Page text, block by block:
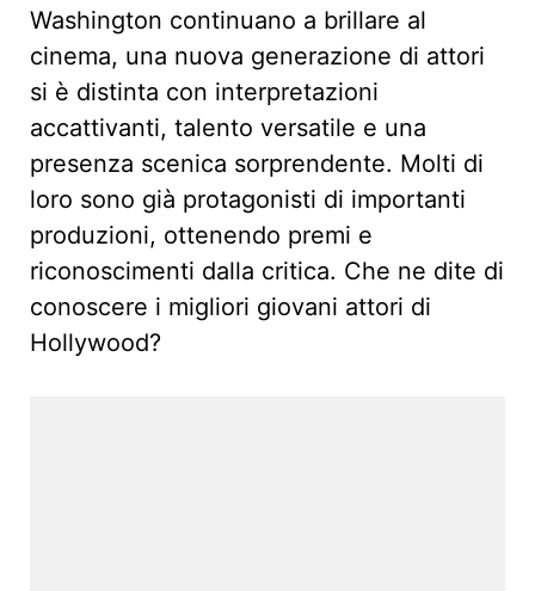
Washington continuano a brillare al
cinema, una nuova generazione di attori
si è distinta con interpretazioni
accattivanti, talento versatile e una
presenza scenica sorprendente. Molti di
loro sono già protagonisti di importanti
produzioni, ottenendo premi e
riconoscimenti dalla critica. Che ne dite di
conoscere i migliori giovani attori di
Hollywood?